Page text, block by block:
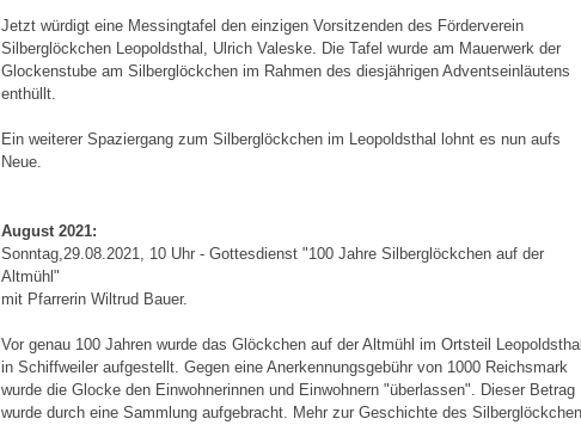
Jetzt würdigt eine Messingtafel den einzigen Vorsitzenden des Förderverein
Silberglöckchen Leopoldsthal, Ulrich Valeske. Die Tafel wurde am Mauerwerk der
Glockenstube am Silberglöckchen im Rahmen des diesjährigen Adventseinläutens
enthüllt.
Ein weiterer Spaziergang zum Silberglöckchen im Leopoldsthal lohnt es nun aufs
Neue.
August 2021:
Sonntag,29.08.2021, 10 Uhr - Gottesdienst "100 Jahre Silberglöckchen auf der
Altmühl"
mit Pfarrerin Wiltrud Bauer.
Vor genau 100 Jahren wurde das Glöckchen auf der Altmühl im Ortsteil Leopoldsthal
in Schiffweiler aufgestellt. Gegen eine Anerkennungsgebühr von 1000 Reichsmark
wurde die Glocke den Einwohnerinnen und Einwohnern "überlassen". Dieser Betrag
wurde durch eine Sammlung aufgebracht. Mehr zur Geschichte des